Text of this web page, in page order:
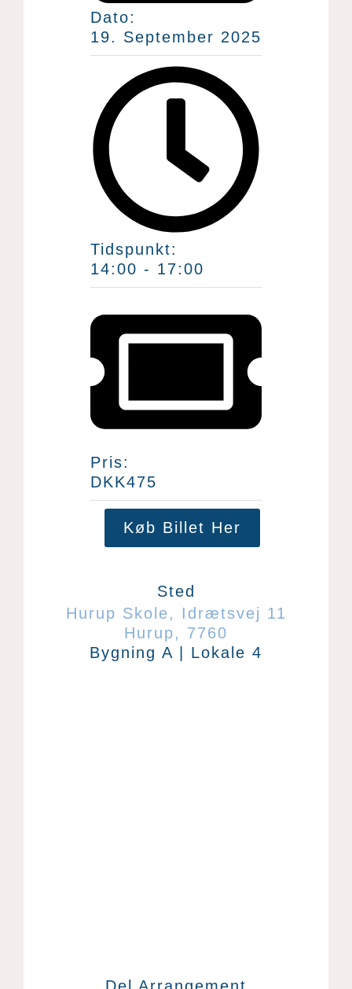
Dato:
19. September 2025
Tidspunkt:
14:00 - 17:00
Pris:
DKK475
Køb Billet Her
Sted
Hurup Skole,
Idrætsvej 11
Hurup, 7760
Bygning A | Lokale 4